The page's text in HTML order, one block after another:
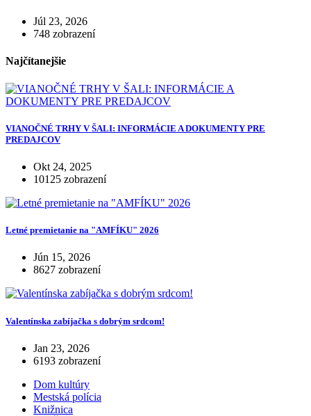
Júl 23, 2026
748 zobrazení
Najčítanejšie
VIANOČNÉ TRHY V ŠALI: INFORMÁCIE A DOKUMENTY PRE
PREDAJCOV
Okt 24, 2025
10125 zobrazení
Letné premietanie na "AMFÍKU" 2026
Jún 15, 2026
8627 zobrazení
Valentínska zabíjačka s dobrým srdcom!
Jan 23, 2026
6193 zobrazení
Dom kultúry
Mestská polícia
Knižnica